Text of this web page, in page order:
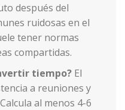
después del
ruidosas en el
tener normas
compartidas.
tiempo? El
a reuniones y
al menos 4-6